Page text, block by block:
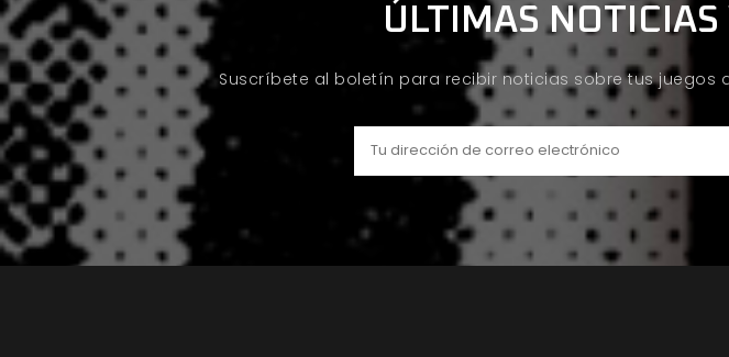
ÚLTIMAS
Suscríbete al boletín para recibir noticias sobre tus